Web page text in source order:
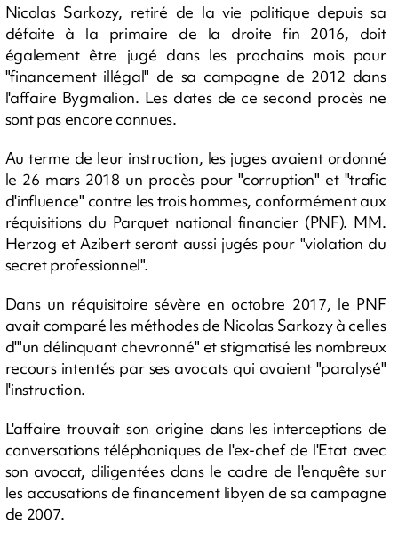
Nicolas Sarkozy, retiré de la vie politique depuis sa
défaite à la primaire de la droite fin 2016, doit
également être jugé dans les prochains mois pour
"financement illégal" de sa campagne de 2012 dans
l'affaire Bygmalion. Les dates de ce second procès ne
sont pas encore connues.
Au terme de leur instruction, les juges avaient ordonné
le 26 mars 2018 un procès pour "corruption" et "trafic
d'influence" contre les trois hommes, conformément aux
réquisitions du Parquet national financier (PNF). MM.
Herzog et Azibert seront aussi jugés pour "violation du
secret professionnel".
Dans un réquisitoire sévère en octobre 2017, le PNF
avait comparé les méthodes de Nicolas Sarkozy à celles
d'"un délinquant chevronné" et stigmatisé les nombreux
recours intentés par ses avocats qui avaient "paralysé"
l'instruction.
L'affaire trouvait son origine dans les interceptions de
conversations téléphoniques de l'ex-chef de l'Etat avec
son avocat, diligentées dans le cadre de l'enquête sur
les accusations de financement libyen de sa campagne
de 2007.